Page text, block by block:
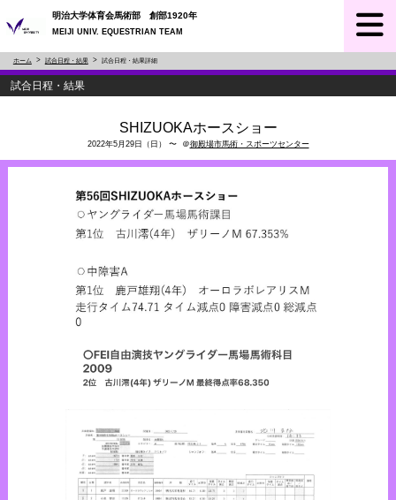
明治大学体育会馬術部 創部1920年
MEIJI UNIV. EQUESTRIAN TEAM
ホーム 試合日程・結果 試合日程・結果詳細
試合日程・結果
SHIZUOKAホースショー
2022年5月29日（日） 〜 ＠御殿場市馬術・スポーツセンター